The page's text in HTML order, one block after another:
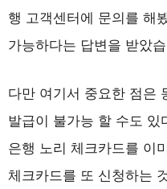
행 고객센터에 문의를 해
가능하다는 답변을 받았
다만 여기서 중요한 점은
발급이 불가능 할 수도 있
은행 노리 체크카드를 이
체크카드를 또 신청하는